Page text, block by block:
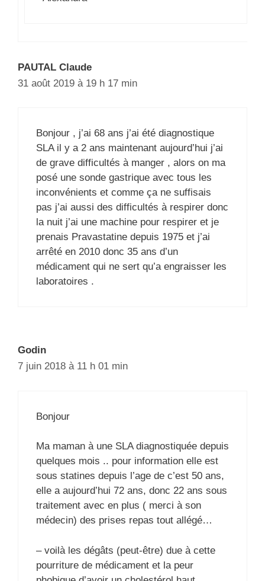
PAUTAL Claude
31 août 2019 à 19 h 17 min
Bonjour , j’ai 68 ans j’ai été diagnostique
SLA il y a 2 ans maintenant aujourd’hui j’ai
de grave difficultés à manger , alors on ma
posé une sonde gastrique avec tous les
inconvénients et comme ça ne suffisais
pas j’ai aussi des difficultés à respirer donc
la nuit j’ai une machine pour respirer et je
prenais Pravastatine depuis 1975 et j’ai
arrêté en 2010 donc 35 ans d’un
médicament qui ne sert qu’a engraisser les
laboratoires .
Godin
7 juin 2018 à 11 h 01 min
Bonjour
Ma maman à une SLA diagnostiquée depuis
quelques mois .. pour information elle est
sous statines depuis l’age de c’est 50 ans,
elle a aujourd’hui 72 ans, donc 22 ans sous
traitement avec en plus ( merci à son
médecin) des prises repas tout allégé…
– voilà les dégâts (peut-être) due à cette
pourriture de médicament et la peur